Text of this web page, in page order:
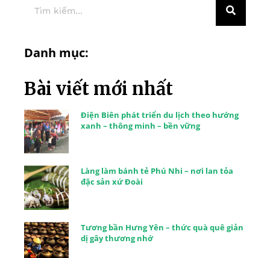
Danh mục:
Bài viết mới nhất
Điện Biên phát triển du lịch theo hướng
xanh – thông minh – bền vững
Làng làm bánh tẻ Phú Nhi – nơi lan tỏa
đặc sản xứ Đoài
Tương bần Hưng Yên – thức quà quê giản
dị gây thương nhớ